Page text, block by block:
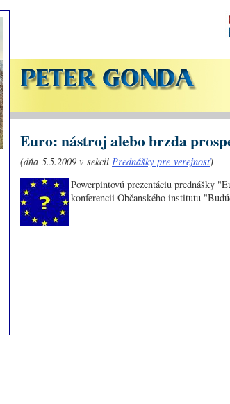
Euro: nástroj alebo brzda
(dňa 5.5.2009 v sekcii Prednášky pre verejnosť)
Powerpintovú prezentáciu prednášky
konferencii Občanského institutu